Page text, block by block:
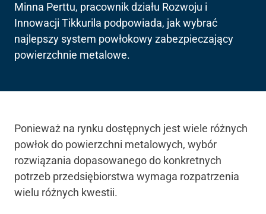
Minna Perttu, pracownik działu Rozwoju i
Innowacji Tikkurila podpowiada, jak wybrać
najlepszy system powłokowy zabezpieczający
powierzchnie metalowe.
Ponieważ na rynku dostępnych jest wiele różnych
powłok do powierzchni metalowych, wybór
rozwiązania dopasowanego do konkretnych
potrzeb przedsiębiorstwa wymaga rozpatrzenia
wielu różnych kwestii.